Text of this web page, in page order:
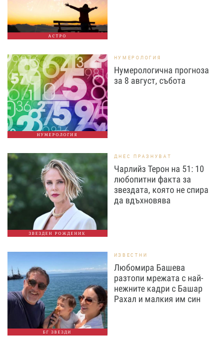
АСТРО
НУМЕРОЛОГИЯ
НУМЕРОЛОГИЯ
Нумерологична прогноза
за 8 август, събота
ЗВЕЗДЕН РОЖДЕНИК
ДНЕС ПРАЗНУВАТ
Чарлийз Терон на 51: 10
любопитни факта за
звездата, която не спира
да вдъхновява
БГ ЗВЕЗДИ
ИЗВЕСТНИ
Любомира Башева
разтопи мрежата с най-
нежните кадри с Башар
Рахал и малкия им син